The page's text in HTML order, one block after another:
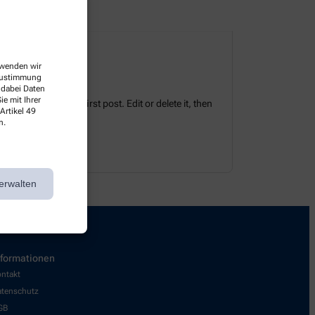
wir
Daten
mit Ihrer
49
Sites. This is your first post. Edit or delete it, then